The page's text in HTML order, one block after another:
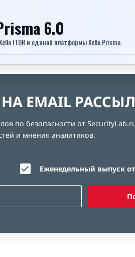
6.0
ITDR и единой платформы Xello Prisma.
EMAIL
по безопасности от
и мнения аналитиков.
Еженедельный выпуск